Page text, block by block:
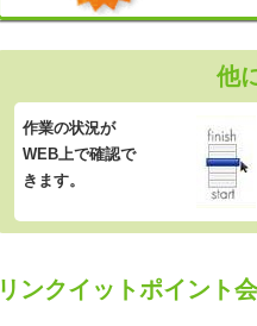
他
作業の状況が
WEB上で確認で
きます。
リンクイットポイント